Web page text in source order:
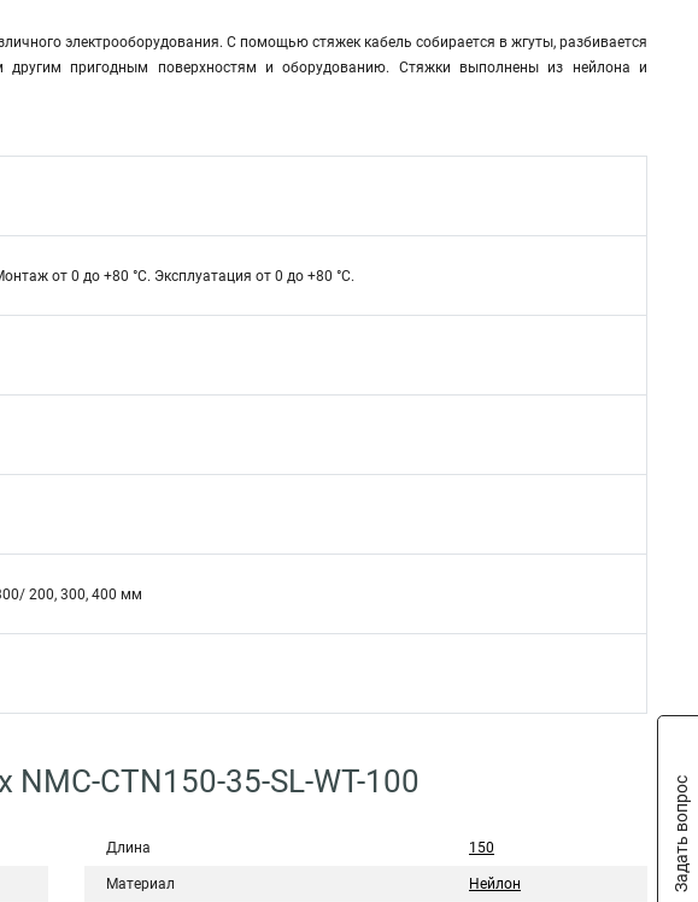
электрооборудования. С помощью стяжек кабель собирается в жгуты, разбивается
пригодным поверхностям и оборудованию. Стяжки выполнены из нейлона и
от 0 до +80 °С. Эксплуатация от 0 до +80 °С.
200, 300, 400 мм
CTN150-35-SL-WT-100
Длина 150
Материал Нейлон Задать вопрос